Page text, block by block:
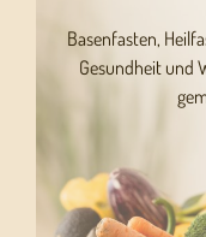
Basenfasten,
Gesundheit und